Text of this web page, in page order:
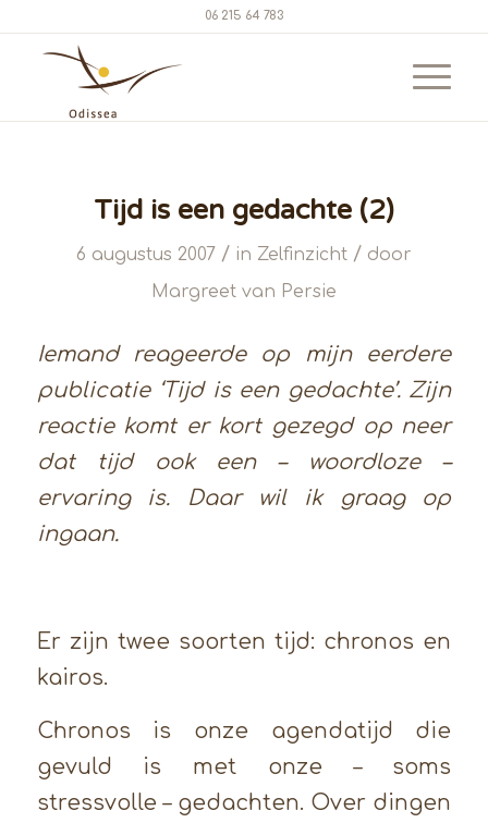
06 215 64 783
Tijd is een gedachte (2)
6 augustus 2007 / in Zelfinzicht / door
Margreet van Persie
Iemand reageerde op mijn eerdere
publicatie ‘Tijd is een gedachte’. Zijn
reactie komt er kort gezegd op neer
dat tijd ook een – woordloze –
ervaring is. Daar wil ik graag op
ingaan.
Er zijn twee soorten tijd: chronos en
kairos.
Chronos is onze agendatijd die
gevuld is met onze – soms
stressvolle – gedachten. Over dingen